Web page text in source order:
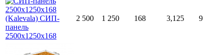
2 500 1 250 168 3,125 9